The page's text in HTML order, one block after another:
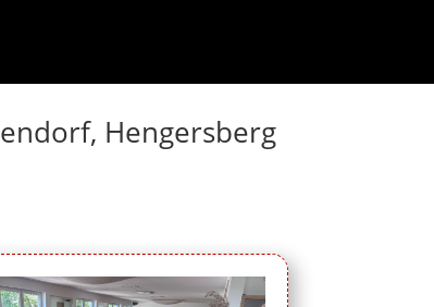
Hengersberg